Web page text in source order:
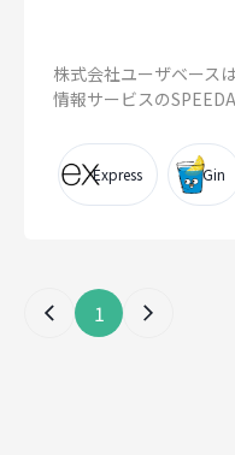
株式会社ユーザベース
情報サービスの
Express Gin
1